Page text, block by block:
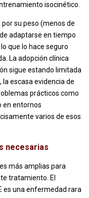
isocinético.
su peso (menos de
adaptarse en tiempo
que lo hace seguro
La adopción clínica
sigue estando limitada
escasa evidencia de
prácticos como
en entornos
varios de esos
necesarias
más amplias para
tratamiento. El
es una enfermedad rara